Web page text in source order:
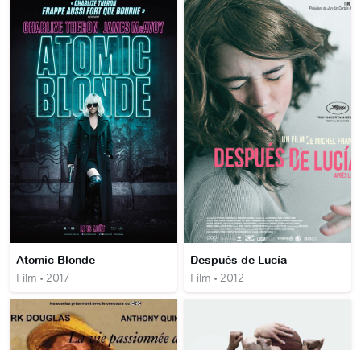
Atomic Blonde
Film • 2017
Después de Lucía
Film • 2012